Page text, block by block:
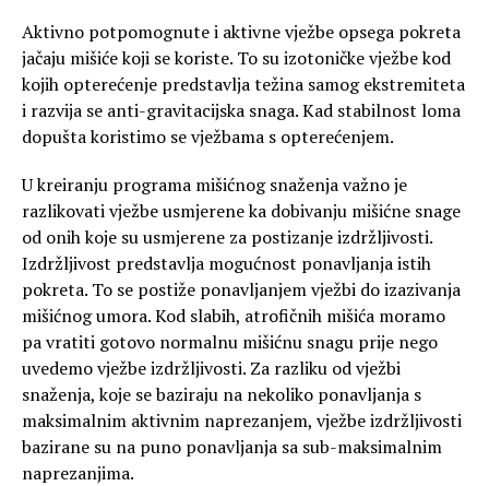
Aktivno potpomognute i aktivne vježbe opsega pokreta
jačaju mišiće koji se koriste. To su izotoničke vježbe kod
kojih opterećenje predstavlja težina samog ekstremiteta
i razvija se anti-gravitacijska snaga. Kad stabilnost loma
dopušta koristimo se vježbama s opterećenjem.
U kreiranju programa mišićnog snaženja važno je
razlikovati vježbe usmjerene ka dobivanju mišićne snage
od onih koje su usmjerene za postizanje izdržljivosti.
Izdržljivost predstavlja mogućnost ponavljanja istih
pokreta. To se postiže ponavljanjem vježbi do izazivanja
mišićnog umora. Kod slabih, atrofičnih mišića moramo
pa vratiti gotovo normalnu mišićnu snagu prije nego
uvedemo vježbe izdržljivosti. Za razliku od vježbi
snaženja, koje se baziraju na nekoliko ponavljanja s
maksimalnim aktivnim naprezanjem, vježbe izdržljivosti
bazirane su na puno ponavljanja sa sub-maksimalnim
naprezanjima.